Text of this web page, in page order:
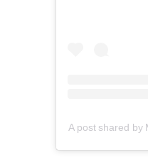
A post shared by